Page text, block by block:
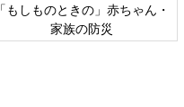
「もしものときの」赤ちゃん・
家族の防災